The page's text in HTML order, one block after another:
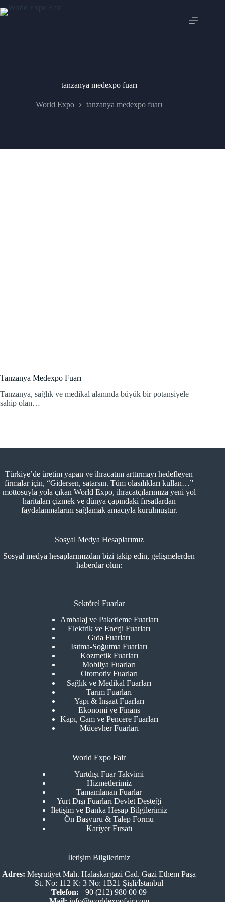
to
tanzanya medexpo fuarı
World Expo tanzanya medexpo fuarı
Tanzanya Medexpo Fuarı
Tanzanya, sağlık ve medikal alanında büyük bir potansiyele
sahip olan…
Türkiye’de üretim yapan ve ihracatını arttırmayı hedefleyen
firmalar için, “Gidersen, satarsın. Tüm olasılıkları kullan…”
mottosuyla yola çıkan World Expo, ihracatçılarımıza yeni yol
haritaları çizmek ve dünya çapındaki fırsatlardan
faydalanmalarını sağlamak amacıyla kurulmuştur.
Sosyal Medya Hesaplarımız
Sosyal medya hesaplarımızdan bizi takip edin, gelişmelerden
haberdar olun:
Sektörel Fuarlar
Ambalaj ve Paketleme Fuarları
Elektrik ve Enerji Fuarları
Gıda Fuarları
Isıtma-Soğutma Fuarları
Kozmetik Fuarları
Mobilya Fuarları
Otomotiv Fuarları
Sağlık ve Medikal Fuarları
Tarım Fuarları
Yapı & İnşaat Fuarları
Ekonomi ve Finans
Kapı, Cam ve Pencere Fuarları
Mücevher Fuarları
World Expo Fair
Yurtdışı Fuar Takvimi
Hizmetlerimiz
Tamamlanan Fuarlar
Yurt Dışı Fuarları Devlet Desteği
İletişim ve Banka Hesap Bilgilerimiz
Ön Başvuru & Talep Formu
Kariyer Fırsatı
İletişim Bilgilerimiz
Adres: Meşrutiyet Mah. Halaskargazi Cad. Gazi Ethem Paşa
St. No: 112 K: 3 No: 1B21 Şişli/İstanbul
Telefon: +90 (212) 980 00 09